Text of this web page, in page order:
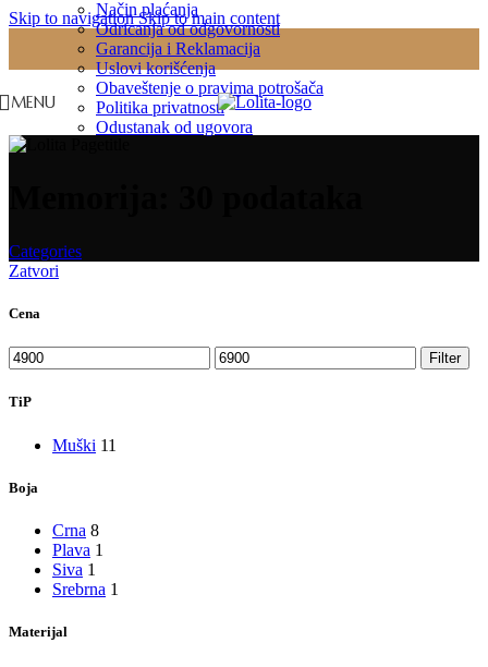
Skip to navigationSkip to main content
Način plaćanja
Odricanja od odgovornosti
Garancija i Reklamacija
Uslovi korišćenja
Obaveštenje o pravima potrošača
Politika privatnosti
Odustanak od ugovora
MENU
Categories
Zatvori
Cena
Minimalna
cena
Maksimalna
cena
Filter
TiP
Muški 11
Boja
Crna 8
Plava 1
Siva 1
Srebrna 1
Materijal